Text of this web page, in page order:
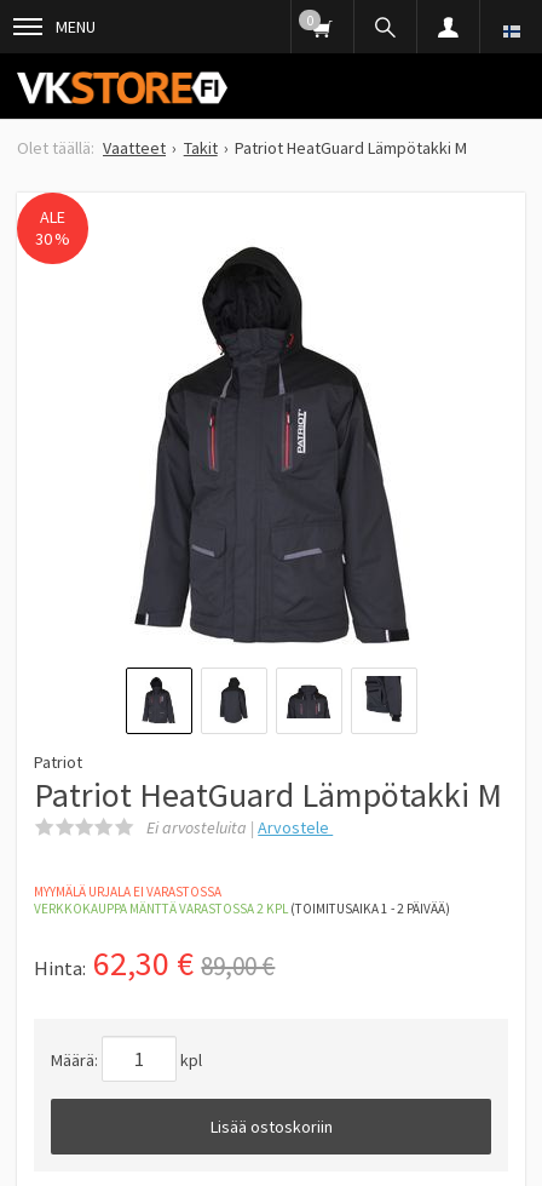
MENU 0
Vaatteet Takit Patriot HeatGuard Lämpötakki M
ALE
30 %
Patriot
Patriot HeatGuard Lämpötakki M
Ei arvosteluita |Arvostele
MYYMÄLÄ URJALA EI VARASTOSSA
VERKKOKAUPPA MÄNTTÄVARASTOSSA 2 KPL(TOIMITUSAIKA 1 - 2 PÄIVÄÄ)
Hinta: 62,30 € 89,00 €
Määrä: kpl
Lisää ostoskoriin